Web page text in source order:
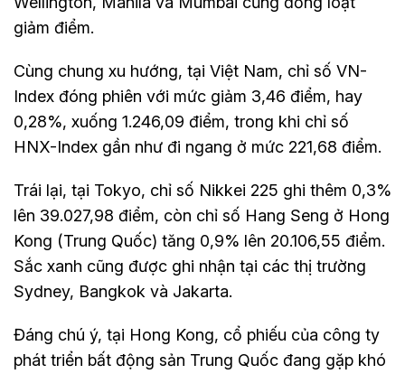
giảm điểm.
Cùng chung xu hướng, tại Việt Nam, chỉ số VN-
Index đóng phiên với mức giảm 3,46 điểm, hay
0,28%, xuống 1.246,09 điểm, trong khi chỉ số
HNX-Index gần như đi ngang ở mức 221,68 điểm.
Trái lại, tại Tokyo, chỉ số Nikkei 225 ghi thêm 0,3%
lên 39.027,98 điểm, còn chỉ số Hang Seng ở Hong
Kong (Trung Quốc) tăng 0,9% lên 20.106,55 điểm.
Sắc xanh cũng được ghi nhận tại các thị trường
Sydney, Bangkok và Jakarta.
Đáng chú ý, tại Hong Kong, cổ phiếu của công ty
phát triển bất động sản Trung Quốc đang gặp khó